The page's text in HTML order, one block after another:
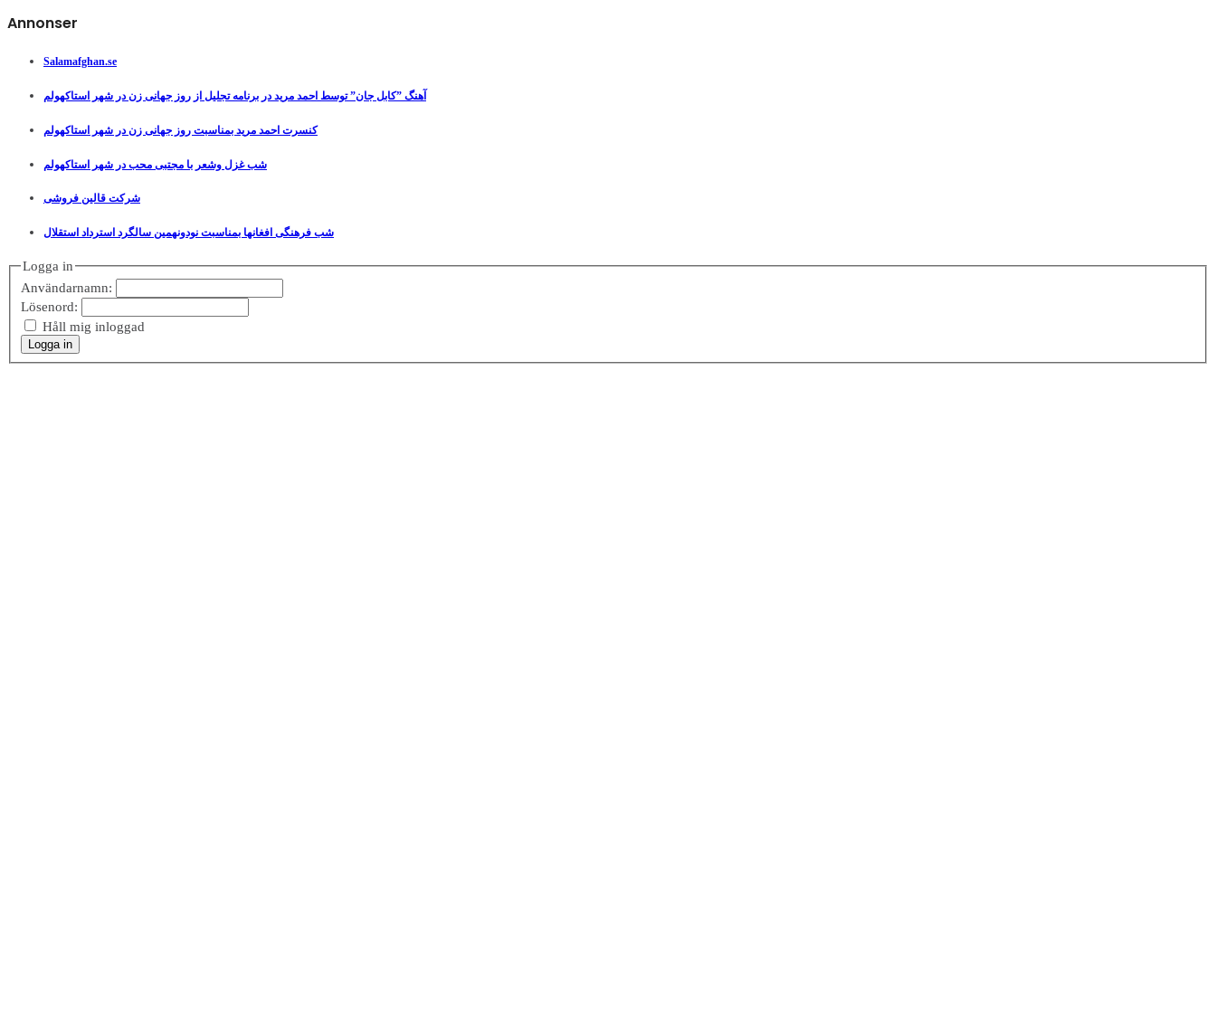
Annonser
Salamafghan.se
آهنگ ”کابل جان” توسط احمد مرید در برنامه تجلیل از روز جهانی زن در شهر استاکهولم
کنسرت احمد مرید بمناسبت روز جهانی زن در شهر استاکهولم
شب غزل وشعر با مجتبی محب در شهر استاکهولم
شرکت قالین فروشی
شب فرهنگی افغانها بمناسبت نودونهمین سالگرد استرداد استقلال
Logga in
Användarnamn:
Lösenord:
Håll mig inloggad
Logga in